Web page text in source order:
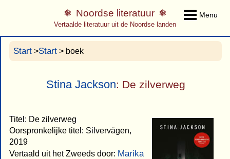
Menu
Noordse literatuur
Vertaalde literatuur uit de Noordse landen
Start >Start > boek
Stina Jackson: De zilverweg
Titel: De zilverweg
Oorspronkelijke titel: Silvervägen,
2019
Vertaald uit het Zweeds door: Marika